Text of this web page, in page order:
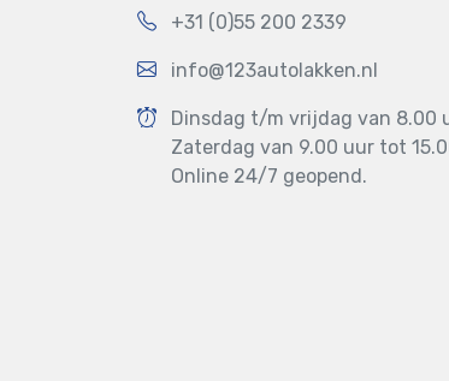
+31 (0)55 200 2339
info@123autolakken.nl
Dinsdag t/m vrijdag van 8.00
Zaterdag van 9.00 uur tot
Online 24/7 geopend.